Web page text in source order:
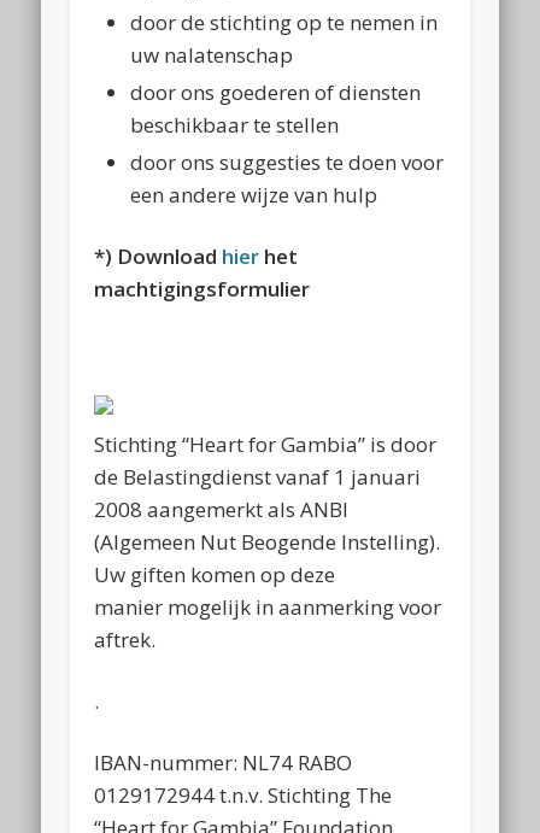
door de stichting op te nemen in
uw nalatenschap
door ons goederen of diensten
beschikbaar te stellen
door ons suggesties te doen voor
een andere wijze van hulp
*) Download hier het
machtigingsformulier
Stichting “Heart for Gambia” is door
de Belastingdienst vanaf 1 januari
2008 aangemerkt als ANBI
(Algemeen Nut Beogende Instelling).
Uw giften komen op deze
manier mogelijk in aanmerking voor
aftrek.
.
IBAN-nummer: NL74 RABO
0129172944 t.n.v. Stichting The
“Heart for Gambia” Foundation